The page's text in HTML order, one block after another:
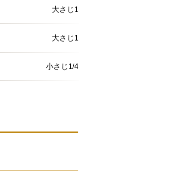
大さじ1
大さじ1
小さじ1/4